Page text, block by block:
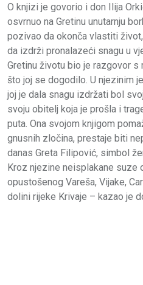
O knjizi je govorio i don Ilija
osvrnuo na Gretinu unutarnju
pozivao da okonča vlastiti
da izdrži pronalazeći snagu u
Gretinu životu bio je razgovor s
što joj se dogodilo. U njezinim
joj je dala snagu izdržati bol
svoju obitelj koja je prošla i
puta. Ona svojom knjigom
gnusnih zločina, prestaje biti
danas Greta Filipović, simbol
Kroz njezine neisplakane suze
opustošenog Vareša, Vijake,
dolini rijeke Krivaje – kazao je